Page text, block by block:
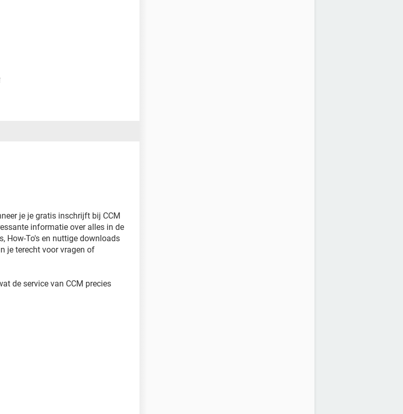
je je gratis inschrijft bij CCM
informatie over alles in de
How-To's en nuttige downloads
je terecht voor vragen of
de service van CCM precies